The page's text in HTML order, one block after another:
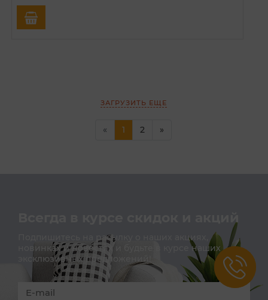
ЗАГРУЗИТЬ ЕЩЕ
« 1 (current)
2 »
Всегда в курсе скидок и акций
Подпишитесь на расылку о наших акциях,
новинках и новостях и будьте в курсе наших
эксклюзивных предложений!